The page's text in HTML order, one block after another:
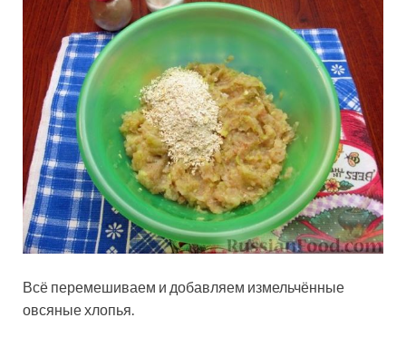
Всё перемешиваем и добавляем измельчённые
овсяные хлопья.